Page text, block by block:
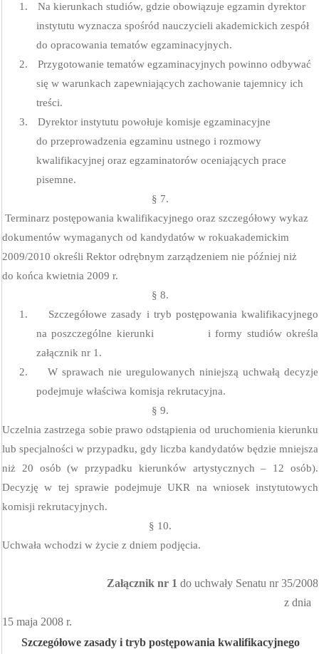
1.
Na kierunkach studiów, gdzie obowiązuje egzamin dyrektor
instytutu wyznacza spośród nauczycieli akademickich zespół
do opracowania tematów egzaminacyjnych.
2.
Przygotowanie tematów egzaminacyjnych powinno odbywać
się w warunkach zapewniających zachowanie tajemnicy ich
treści.
3.
Dyrektor instytutu powołuje komisje egzaminacyjne
do przeprowadzenia egzaminu ustnego i rozmowy
kwalifikacyjnej oraz egzaminatorów oceniających prace
pisemne.
§ 7.
Terminarz postępowania kwalifikacyjnego oraz szczegółowy wykaz
dokumentów wymaganych od kandydatów w rokuakademickim
2009/2010 określi Rektor odrębnym zarządzeniem nie później niż
do końca kwietnia 2009 r.
§ 8.
1.
Szczegółowe zasady i tryb postępowania kwalifikacyjnego
na poszczególne kierunki
i formy studiów określa
załącznik nr 1.
2.
W sprawach nie uregulowanych niniejszą uchwałą decyzje
podejmuje właściwa komisja rekrutacyjna.
§ 9.
Uczelnia zastrzega sobie prawo odstąpienia od uruchomienia kierunku
lub specjalności w przypadku, gdy liczba kandydatów będzie mniejsza
niż 20 osób (w przypadku kierunków artystycznych – 12 osób).
Decyzję w tej sprawie podejmuje UKR na wniosek instytutowych
komisji rekrutacyjnych.
§ 10.
Uchwała wchodzi w życie z dniem podjęcia.
Załącznik nr 1 do uchwały Senatu nr 35/2008
z dnia
15 maja 2008 r.
Szczegółowe zasady i tryb postępowania kwalifikacyjnego